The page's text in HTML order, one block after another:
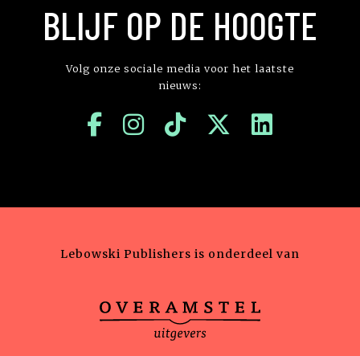
BLIJF OP DE HOOGTE
Volg onze sociale media voor het laatste
nieuws:
Lebowski Publishers is onderdeel van